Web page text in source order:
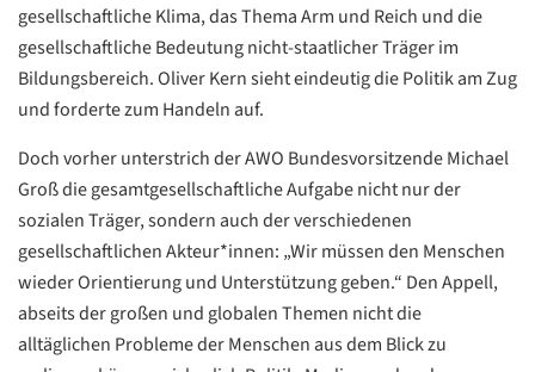
gesellschaftliche Klima, das Thema Arm und Reich und die
gesellschaftliche Bedeutung nicht-staatlicher Träger im
Bildungsbereich. Oliver Kern sieht eindeutig die Politik am Zug
und forderte zum Handeln auf.
Doch vorher unterstrich der AWO Bundesvorsitzende Michael
Groß die gesamtgesellschaftliche Aufgabe nicht nur der
sozialen Träger, sondern auch der verschiedenen
gesellschaftlichen Akteur*innen: „Wir müssen den Menschen
wieder Orientierung und Unterstützung geben.“ Den Appell,
abseits der großen und globalen Themen nicht die
alltäglichen Probleme der Menschen aus dem Blick zu